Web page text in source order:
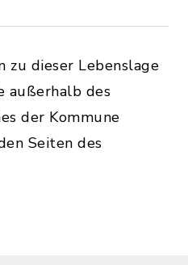
zu dieser Lebenslage
außerhalb des
der Kommune
Seiten des